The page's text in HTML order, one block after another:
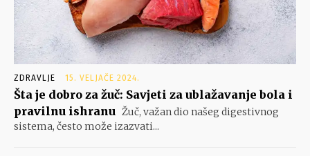
ZDRAVLJE 15. VELJAČE 2024.
Šta je dobro za žuč: Savjeti za ublažavanje bola i
pravilnu ishranu Žuč, važan dio našeg digestivnog
sistema, često može izazvati...